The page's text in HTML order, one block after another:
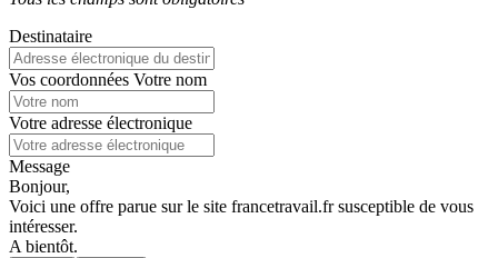
Destinataire
Vos coordonnées Votre nom
Votre adresse électronique
Message
Bonjour,
Voici une offre parue sur le site francetravail.fr susceptible de vous
intéresser.
A bientôt.